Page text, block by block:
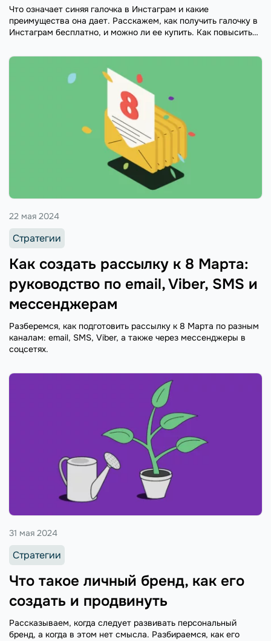
Что означает синяя галочка в Инстаграм и какие
преимущества она дает. Расскажем, как получить галочку в
Инстаграм бесплатно, и можно ли ее купить. Как повысить
Инстаграм.
Как создать рассылку к 8 Марта:
руководство по email, Viber, SMS и
мессенджерам
22 мая 2024
Стратегии
Разберемся, как подготовить рассылку к 8 Марта по разным
каналам: email, SMS, Viber, а также через мессенджеры в
соцсетях.
Что такое личный бренд, как его
создать и продвинуть
31 мая 2024
Стратегии
Рассказываем, когда следует развивать персональный
бренд, а когда в этом нет смысла. Разбираемся, как его